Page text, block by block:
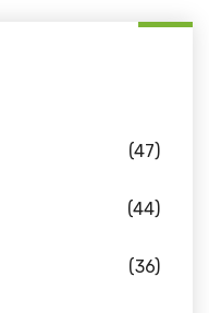
(47)
(44)
(36)